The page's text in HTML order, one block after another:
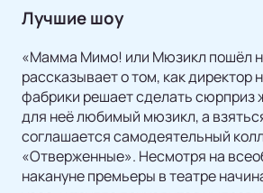
Лучшие шоу
«Мамма Мимо! или Мюзикл пошёл
рассказывает о том, как директор
фабрики решает сделать сюрприз
для неё любимый мюзикл, а
соглашается самодеятельный
«Отверженные». Несмотря на
накануне премьеры в театре